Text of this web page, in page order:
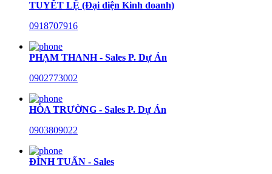
TUYẾT LỆ (Đại diện Kinh doanh)
0918707916
PHẠM THANH - Sales P. Dự Án
0902773002
HÒA TRƯỜNG - Sales P. Dự Án
0903809022
ĐÌNH TUẤN - Sales